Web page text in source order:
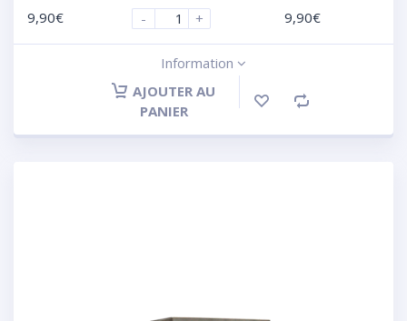
9,90€
-
+
9,90€
Information
AJOUTER AU
PANIER